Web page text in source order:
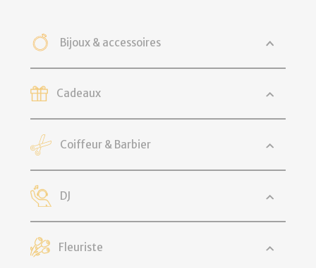
Bijoux & accessoires
Cadeaux
Coiffeur & Barbier
DJ
Fleuriste